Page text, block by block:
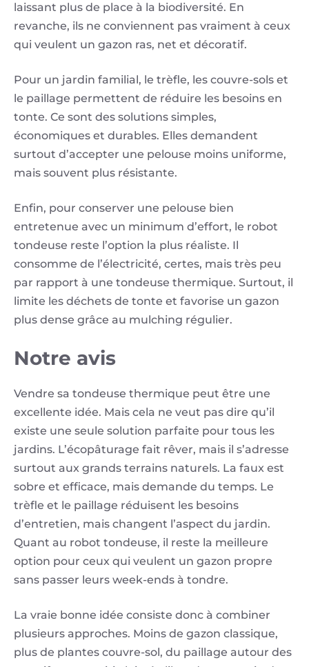
laissant plus de place à la biodiversité. En
revanche, ils ne conviennent pas vraiment à ceux
qui veulent un gazon ras, net et décoratif.
Pour un jardin familial, le trèfle, les couvre-sols et
le paillage permettent de réduire les besoins en
tonte. Ce sont des solutions simples,
économiques et durables. Elles demandent
surtout d’accepter une pelouse moins uniforme,
mais souvent plus résistante.
Enfin, pour conserver une pelouse bien
entretenue avec un minimum d’effort, le robot
tondeuse reste l’option la plus réaliste. Il
consomme de l’électricité, certes, mais très peu
par rapport à une tondeuse thermique. Surtout, il
limite les déchets de tonte et favorise un gazon
plus dense grâce au mulching régulier.
Notre avis
Vendre sa tondeuse thermique peut être une
excellente idée. Mais cela ne veut pas dire qu’il
existe une seule solution parfaite pour tous les
jardins. L’écopâturage fait rêver, mais il s’adresse
surtout aux grands terrains naturels. La faux est
sobre et efficace, mais demande du temps. Le
trèfle et le paillage réduisent les besoins
d’entretien, mais changent l’aspect du jardin.
Quant au robot tondeuse, il reste la meilleure
option pour ceux qui veulent un gazon propre
sans passer leurs week-ends à tondre.
La vraie bonne idée consiste donc à combiner
plusieurs approches. Moins de gazon classique,
plus de plantes couvre-sol, du paillage autour des